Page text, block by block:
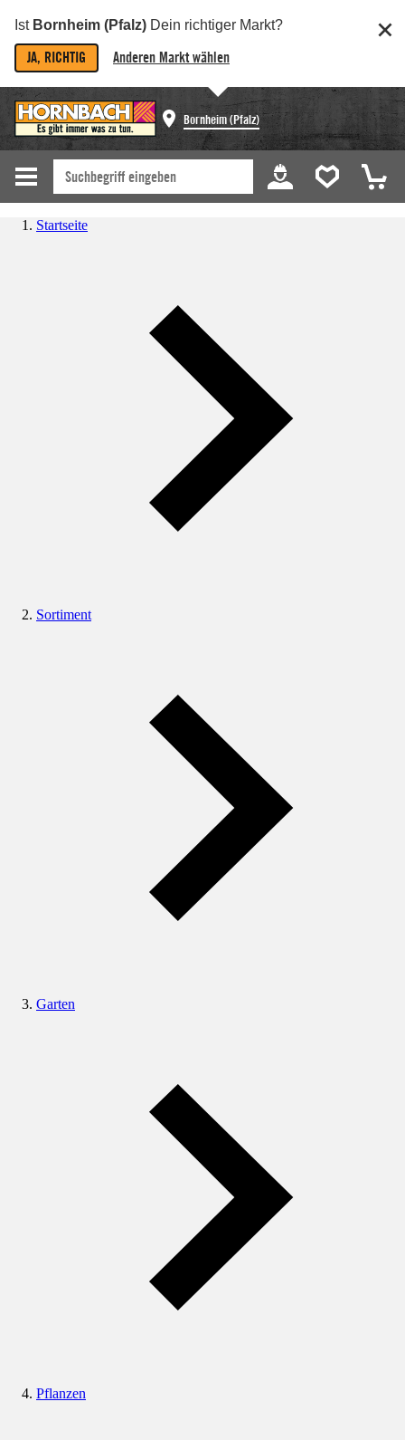
Ist Bornheim (Pfalz) Dein richtiger Markt?
JA, RICHTIG Anderen Markt wählen
Bornheim (Pfalz)
Startseite
Sortiment
Garten
Pflanzen